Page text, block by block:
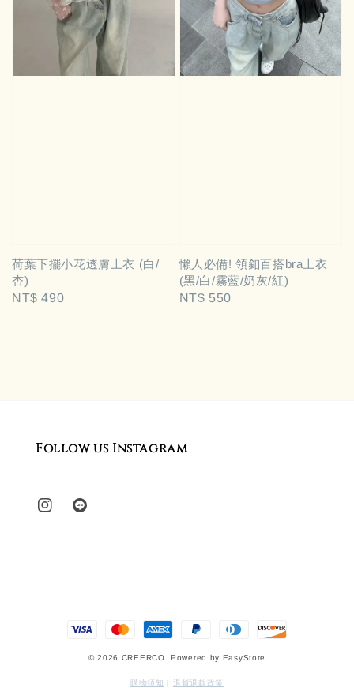
荷葉下擺小花透膚上衣 (白/
杏)
Regular
NT$ 490
懶人必備! 領釦百搭bra上衣
(黑/白/霧藍/奶灰/紅)
Regular
NT$ 550
Follow us Instagram
© 2026 CREERCO. Powered by EasyStore
購物須知 | 退貨退款政策